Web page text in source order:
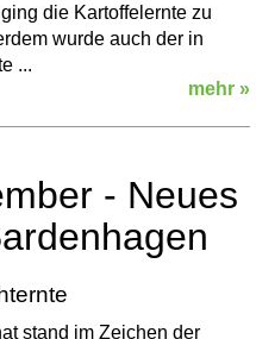
ging die Kartoffelernte zu
wurde auch der in
...
mehr »
- Neues
stand im Zeichen der